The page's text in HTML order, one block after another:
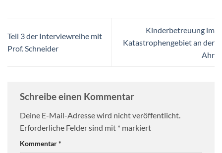
Teil 3 der Interviewreihe mit
Prof. Schneider
Kinderbetreuung im
Katastrophengebiet an der
Ahr
Schreibe einen Kommentar
Deine E-Mail-Adresse wird nicht veröffentlicht.
Erforderliche Felder sind mit * markiert
Kommentar*